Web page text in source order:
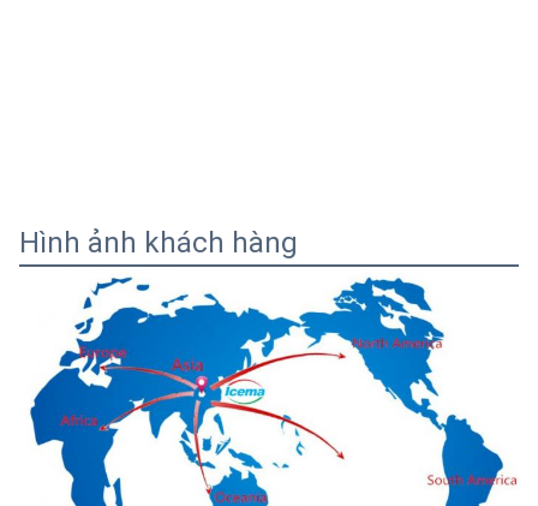
Hình ảnh khách hàng